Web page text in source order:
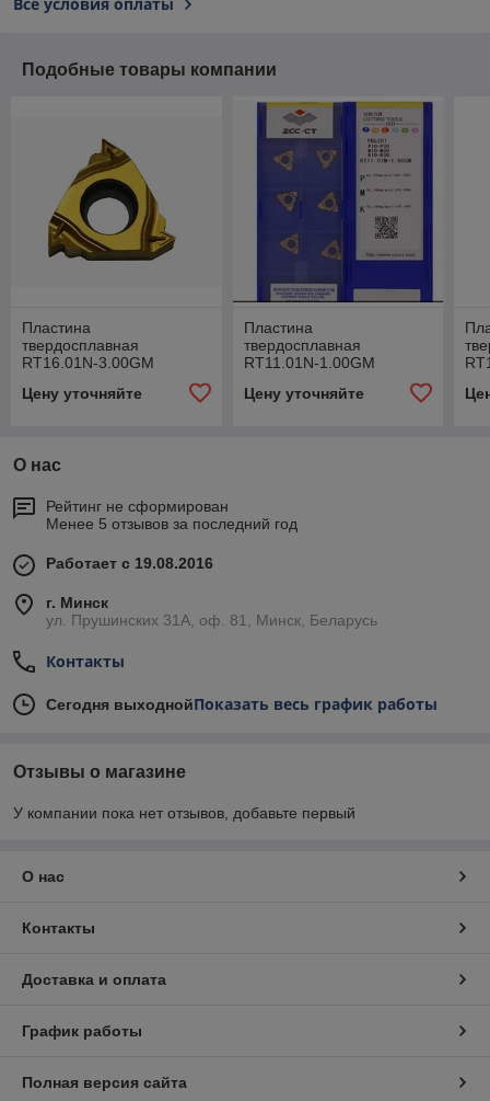
Подобные товары компании
Пластина
твердосплавная
RT16.01N-3.00GM
Цену уточняйте
Пластина
твердосплавная
RT11.01N-1.00GM
Цену уточняйте
О нас
Рейтинг не сформирован
Менее 5 отзывов за последний год
Работает с 19.08.2016
г. Минск
ул. Прушинских 31А, оф. 81, Минск, Беларусь
Контакты
Сегодня выходнойПоказать весь график работы
Отзывы о магазине
У компании пока нет отзывов, добавьте первый
О нас
Контакты
Доставка и оплата
График работы
Полная версия сайта